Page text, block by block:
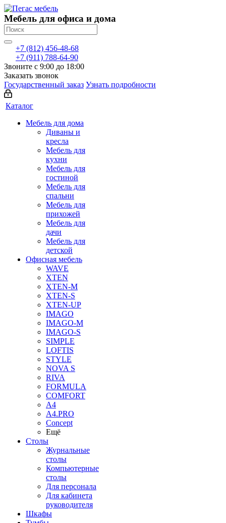
Мебель для офиса и дома
+7 (812) 456-48-68
+7 (911) 788-64-90
Звоните с 9:00 до 18:00
Заказать звонок
Государственный заказ Узнать подробности
Каталог
Мебель для дома
Диваны и
кресла
Мебель для
кухни
Мебель для
гостиной
Мебель для
спальни
Мебель для
прихожей
Мебель для
дачи
Мебель для
детской
Офисная мебель
WAVE
XTEN
XTEN-M
XTEN-S
XTEN-UP
IMAGO
IMAGO-M
IMAGO-S
SIMPLE
LOFTIS
STYLE
NOVA S
RIVA
FORMULA
COMFORT
A4
A4.PRO
Concept
Ещё
Столы
Журнальные
столы
Компьютерные
столы
Для персонала
Для кабинета
руководителя
Шкафы